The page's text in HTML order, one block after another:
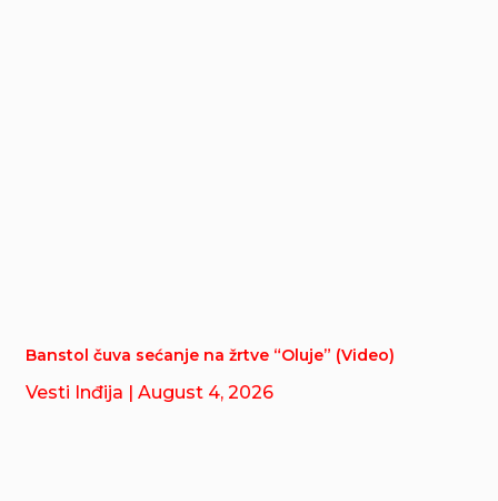
Banstol čuva sećanje na žrtve “Oluje” (Video)
Vesti Inđija | August 4, 2026